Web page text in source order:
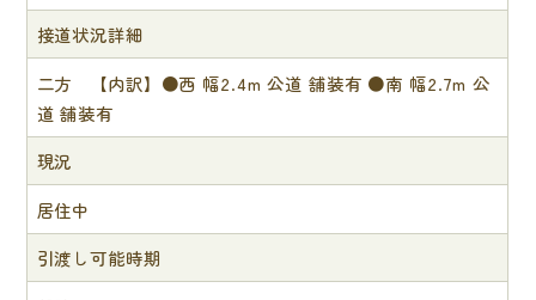
接道状況詳細
二方 【内訳】●西 幅2.4m 公道 舗装有 ●南 幅2.7m 公
道 舗装有
現況
居住中
引渡し可能時期